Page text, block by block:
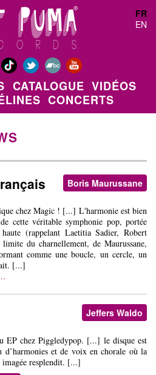
FR
EN
CATALOGUE VIDÉOS
CONCERTS
Boris Maurussane
chez Magic ! [...] L'harmonie est bien
cette véritable symphonie pop, portée
(rappelant Laetitia Sadier, Robert
du charnellement, de Maurussane,
comme une boucle, un cercle, un
[...]
Jeffers Waldo
EP chez Piggledypop. [...] le disque est
d’harmonies et de voix en chorale où la
imagée resplendit. [...]